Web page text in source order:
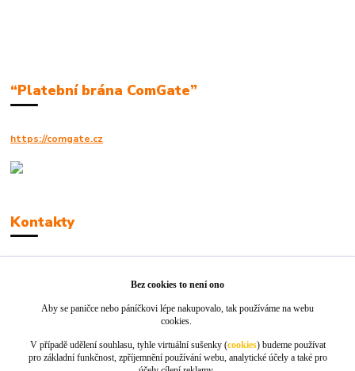
“Platební brána ComGate”
https://comgate.cz
Kontakty
info@jackie-shop.cz
Bez cookies to není ono
Aby se paničce nebo páníčkovi lépe nakupovalo, tak používáme na webu
cookies.
V případě udělení souhlasu, tyhle virtuální sušenky (cookies) budeme používat
pro základní funkčnost, zpříjemnění používání webu, analytické účely a také pro